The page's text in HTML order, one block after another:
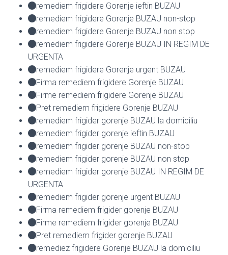
remediem frigidere Gorenje ieftin BUZAU
remediem frigidere Gorenje BUZAU non-stop
remediem frigidere Gorenje BUZAU non stop
remediem frigidere Gorenje BUZAU IN REGIM DE
URGENTA
remediem frigidere Gorenje urgent BUZAU
Firma remediem frigidere Gorenje BUZAU
Firme remediem frigidere Gorenje BUZAU
Pret remediem frigidere Gorenje BUZAU
remediem frigider gorenje BUZAU la domiciliu
remediem frigider gorenje ieftin BUZAU
remediem frigider gorenje BUZAU non-stop
remediem frigider gorenje BUZAU non stop
remediem frigider gorenje BUZAU IN REGIM DE
URGENTA
remediem frigider gorenje urgent BUZAU
Firma remediem frigider gorenje BUZAU
Firme remediem frigider gorenje BUZAU
Pret remediem frigider gorenje BUZAU
remediez frigidere Gorenje BUZAU la domiciliu